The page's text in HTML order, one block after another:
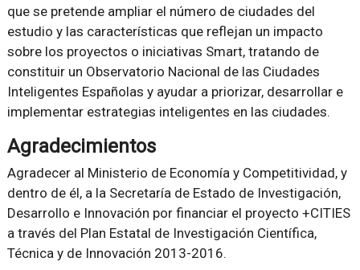
que se pretende ampliar el número de ciudades del
estudio y las características que reflejan un impacto
sobre los proyectos o iniciativas Smart, tratando de
constituir un Observatorio Nacional de las Ciudades
Inteligentes Españolas y ayudar a priorizar, desarrollar e
implementar estrategias inteligentes en las ciudades.
Agradecimientos
Agradecer al Ministerio de Economía y Competitividad, y
dentro de él, a la Secretaría de Estado de Investigación,
Desarrollo e Innovación por financiar el proyecto +CITIES
a través del Plan Estatal de Investigación Científica,
Técnica y de Innovación 2013-2016.